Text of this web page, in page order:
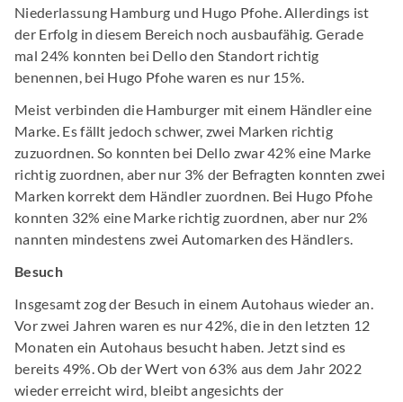
Niederlassung Hamburg und Hugo Pfohe. Allerdings ist
der Erfolg in diesem Bereich noch ausbaufähig. Gerade
mal 24% konnten bei Dello den Standort richtig
benennen, bei Hugo Pfohe waren es nur 15%.
Meist verbinden die Hamburger mit einem Händler eine
Marke. Es fällt jedoch schwer, zwei Marken richtig
zuzuordnen. So konnten bei Dello zwar 42% eine Marke
richtig zuordnen, aber nur 3% der Befragten konnten zwei
Marken korrekt dem Händler zuordnen. Bei Hugo Pfohe
konnten 32% eine Marke richtig zuordnen, aber nur 2%
nannten mindestens zwei Automarken des Händlers.
Besuch
Insgesamt zog der Besuch in einem Autohaus wieder an.
Vor zwei Jahren waren es nur 42%, die in den letzten 12
Monaten ein Autohaus besucht haben. Jetzt sind es
bereits 49%. Ob der Wert von 63% aus dem Jahr 2022
wieder erreicht wird, bleibt angesichts der